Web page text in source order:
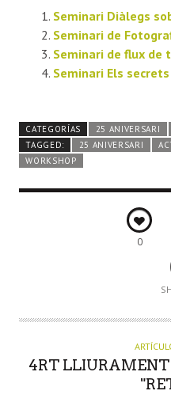
Seminari Diàlegs
Seminari de
Seminari de flux de
Seminari Els
CATEGORÍAS 25 ANIVERSARI
TAGGED:
25 ANIVERSARI
WORKSHOP
0
4RT